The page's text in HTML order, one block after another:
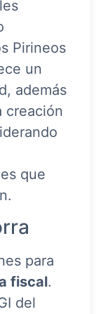
Pirineos
un
además
creación
que
para
fiscal.
del